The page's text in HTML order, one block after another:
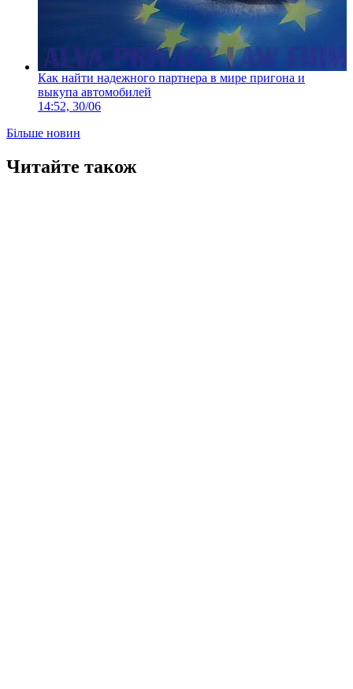
Как найти надежного партнера в мире пригона и
выкупа автомобилей
14:52, 30/06
Більше новин
Читайте також